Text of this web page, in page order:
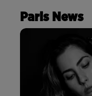
Paris News